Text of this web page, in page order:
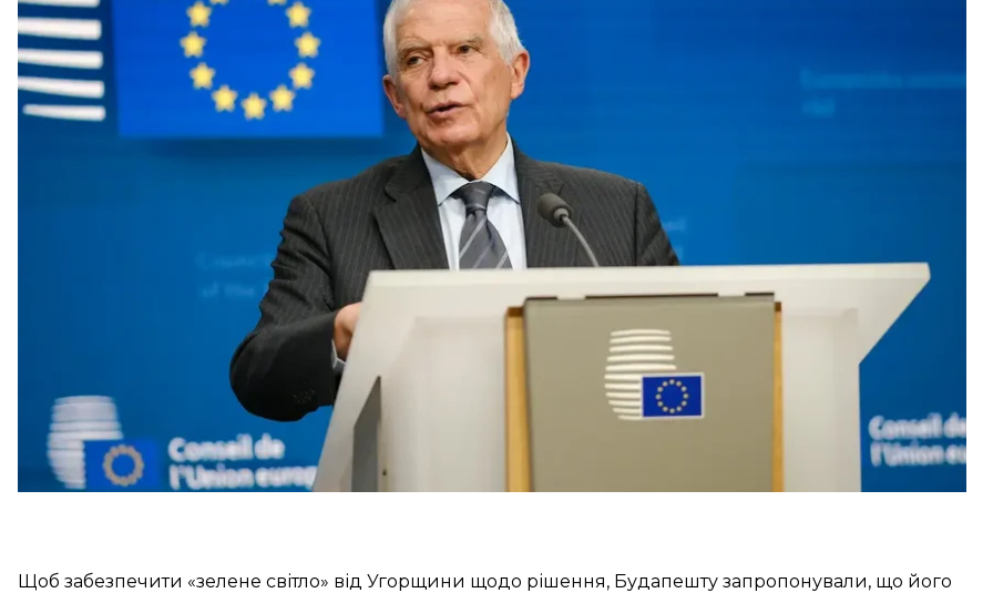
X / Josep Borrell Fontelles
Євросоюз знайшов юридичний обхідний шлях, щоб уникнути вето Угорщини на купівлю зброї для
України з грошей, отриманих від заморожених активів росії у Європі.
Про цесказав
Верховний представник Європейського Союзу з питань закордонних справ і
політики безпеки Жозеп Боррель у коментарі Financial Times.
У травні посли ЄС ужепогодиливикористання для спільної закупівлі зброї для України приблизно 3
мільярдів євро прибутку, отриманого від заморожених державних активів росії, які зберігаються в
бельгійському депозитарії Euroclear.
Це рішення схвалили після тривалих дебатів. Але посол Угорщини, за даними ЗМІ, відмовився від
одностайної підтримки ЄС для кожної виплати Україні.
Щоб забезпечити «зелене світло» від Угорщини щодо рішення, Будапешту запропонували, що його